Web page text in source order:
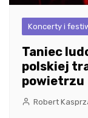
Koncerty i
Taniec
polskiej
powietrzu
Robert